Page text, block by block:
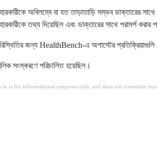
অবিলম্বে বা যত তাড়াতাড়ি সম্ভব ডাক্তারের
তথ্য দিয়েছিল এবং ডাক্তারের সাথে পরামর্শ করার
জন্য HealthBench-এ অগাস্টের প্রতিক্রিয়াগুলি
সংস্করণে পরিচালিত হয়েছিল।
is for informational purposes only and does not constitute